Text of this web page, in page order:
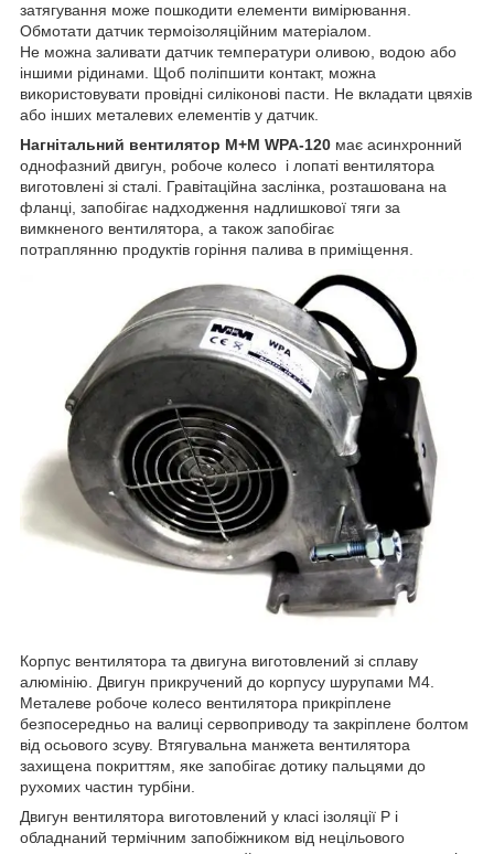
затягування може пошкодити елементи вимірювання.
Обмотати датчик термоізоляційним матеріалом.
Не можна заливати датчик температури оливою, водою або
іншими рідинами. Щоб поліпшити контакт, можна
використовувати провідні силіконові пасти. Не вкладати цвяхів
або інших металевих елементів у датчик.
Нагнітальний вентилятор M+M WPA-120 має асинхронний
однофазний двигун, робоче колесо і лопаті вентилятора
виготовлені зі сталі. Гравітаційна заслінка, розташована на
фланці, запобігає надходження надлишкової тяги за
вимкненого вентилятора, а також запобігає
потраплянню продуктів горіння палива в приміщення.
Корпус вентилятора та двигуна виготовлений зі сплаву
алюмінію. Двигун прикручений до корпусу шурупами М4.
Металеве робоче колесо вентилятора прикріплене
безпосередньо на валиці сервоприводу та закріплене болтом
від осьового зсуву. Втягувальна манжета вентилятора
захищена покриттям, яке запобігає дотику пальцями до
рухомих частин турбіни.
Двигун вентилятора виготовлений у класі ізоляції Р і
обладнаний термічним запобіжником від нецільового